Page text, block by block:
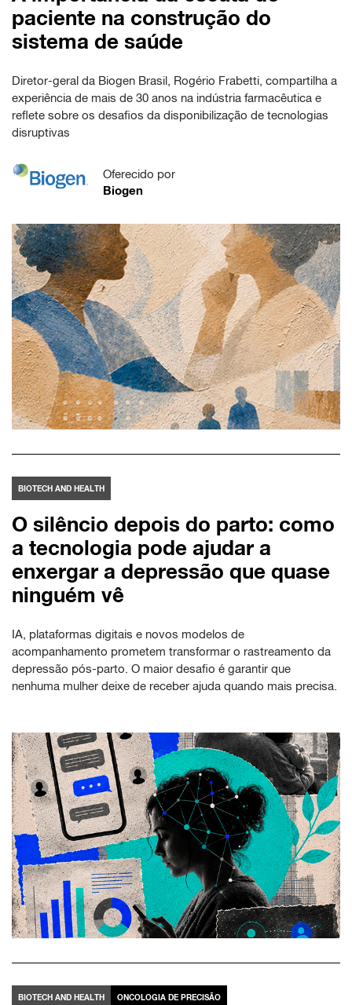
paciente na construção do
sistema de saúde
Diretor-geral da Biogen Brasil, Rogério Frabetti, compartilha a
experiência de mais de 30 anos na indústria farmacêutica e
reflete sobre os desafios da disponibilização de tecnologias
disruptivas
Oferecido por
Biogen
BIOTECH AND HEALTH
O silêncio depois do parto: como
a tecnologia pode ajudar a
enxergar a depressão que quase
ninguém vê
IA, plataformas digitais e novos modelos de
acompanhamento prometem transformar o rastreamento da
depressão pós-parto. O maior desafio é garantir que
nenhuma mulher deixe de receber ajuda quando mais precisa.
BIOTECH AND HEALTH ONCOLOGIA DE PRECISÃO